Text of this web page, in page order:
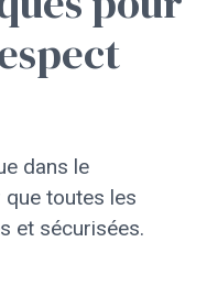
dans le
toutes les
et sécurisées.